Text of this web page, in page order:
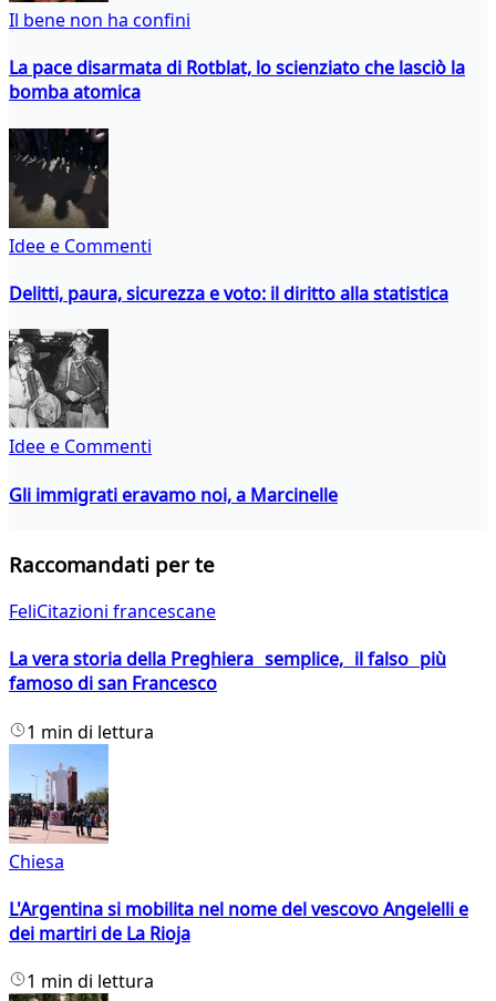
Il bene non ha confini
La pace disarmata di Rotblat, lo scienziato che lasciò la
bomba atomica
Idee e Commenti
Delitti, paura, sicurezza e voto: il diritto alla statistica
Idee e Commenti
Gli immigrati eravamo noi, a Marcinelle
Raccomandati per te
FeliCitazioni francescane
La vera storia della Preghiera semplice, il falso più
famoso di san Francesco
1 min di lettura
Chiesa
L'Argentina si mobilita nel nome del vescovo Angelelli e
dei martiri de La Rioja
1 min di lettura